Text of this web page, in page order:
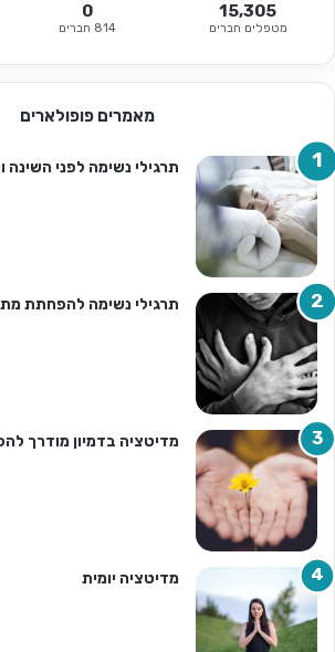
15,305
מטפלים חברים
0
814 חברים
מאמרים פופולארים
תרגילי נשימה לפני
תרגילי נשימה להפחתת
מדיטציה בדמיון מודרך
מדיטציה יומית